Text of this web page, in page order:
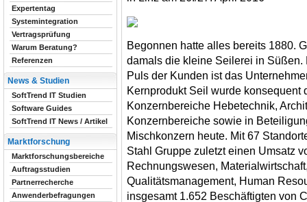
Begonnen hatte alles bereits 1880.
damals die kleine Seilerei in
Puls der Kunden ist das
Kernprodukt Seil wurde konsequent
Konzernbereiche Hebetechnik,
Konzernbereiche sowie in
Mischkonzern heute. Mit 67
Stahl Gruppe zuletzt einen Umsatz
Rechnungswesen,
Qualitätsmanagement, Human
insgesamt 1.652 Beschäftigten von
Expertentag
Systemintegration
Vertragsprüfung
Warum Beratung?
Referenzen
News & Studien
SoftTrend IT Studien
Software Guides
SoftTrend IT News / Artikel
Marktforschung
Marktforschungsbereiche
Auftragsstudien
Partnerrecherche
Anwenderbefragungen